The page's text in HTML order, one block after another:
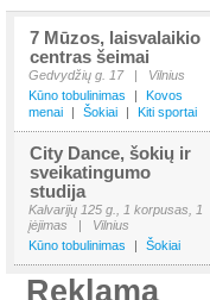
7 Mūzos, laisvalaikio
centras šeimai
Gedvydžių g. 17 |
Vilnius
Kūno tobulinimas
|
Kovos
menai
| Šokiai | Kiti sportai
City Dance, šokių ir
sveikatingumo
studija
Kalvarijų 125 g., 1 korpusas, 1
įėjimas
|
Vilnius
Kūno tobulinimas
| Šokiai
Reklama